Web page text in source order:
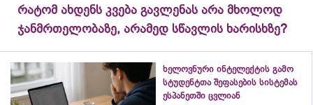
რატომ ახდენს კვება გავლენას არა მხოლოდ
ჯანმრთელობაზე, არამედ სწავლის ხარისხზე?
ხელოვნური ინტელექტის გამო
სტუდენტთა შეფასების სისტემას
ესპანეთში ცვლიან